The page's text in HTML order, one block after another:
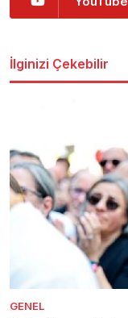
İlginizi Çekebilir
GENEL